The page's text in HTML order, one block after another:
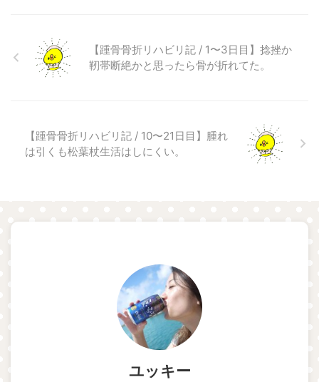
【踵骨骨折リハビリ記 / 1〜3日目】捻挫か
靭帯断絶かと思ったら骨が折れてた。
【踵骨骨折リハビリ記 / 10〜21日目】腫れ
は引くも松葉杖生活はしにくい。
ユッキー